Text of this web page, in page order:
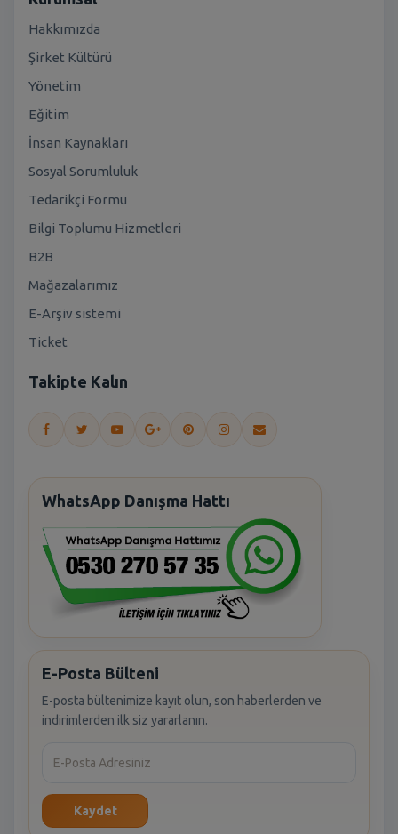
Hakkımızda
Şirket Kültürü
Yönetim
Eğitim
İnsan Kaynakları
Sosyal Sorumluluk
Tedarikçi Formu
Bilgi Toplumu Hizmetleri
B2B
Mağazalarımız
E-Arşiv sistemi
Ticket
Takipte Kalın
WhatsApp Danışma Hattı
E-Posta Bülteni
E-posta bültenimize kayıt olun, son haberlerden ve
indirimlerden ilk siz yararlanın.
Kaydet